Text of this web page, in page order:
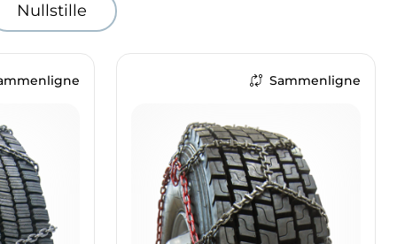
Nullstille
Sammenligne